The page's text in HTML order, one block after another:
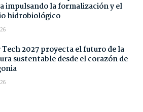
impulsando la formalización y el
hidrobiológico
Tech 2027 proyecta el futuro de la
sustentable desde el corazón de